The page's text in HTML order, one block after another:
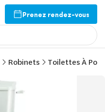
Prenez rendez-vous
Robinets Toilettes À